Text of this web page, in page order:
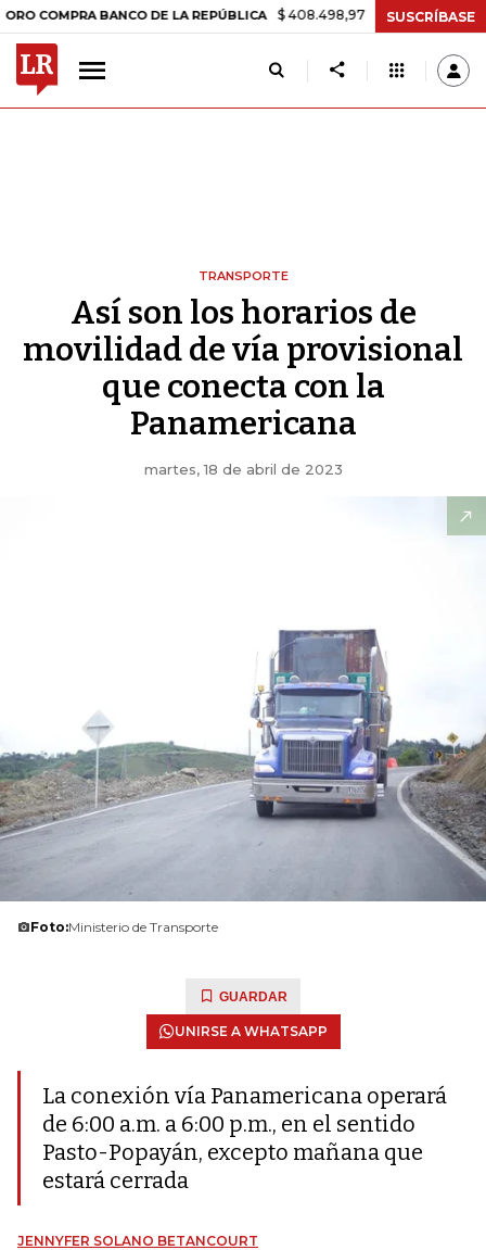
BANCO DE LA REPÚBLICA $ 408.498,97 +$ 8.753,81 +2,19%
SUSCRÍBASE
TRANSPORTE
Así son los horarios de
movilidad de vía provisional
que conecta con la
Panamericana
martes, 18 de abril de 2023
Foto:Ministerio de Transporte
GUARDAR
UNIRSE A WHATSAPP
La conexión vía Panamericana operará
de 6:00 a.m. a 6:00 p.m., en el sentido
Pasto-Popayán, excepto mañana que
estará cerrada
JENNYFER SOLANO BETANCOURT